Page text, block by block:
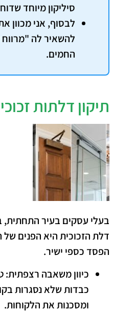
סיליקון מיוחד
לבסוף, אני מכוון
להשאיר לה
החמים.
תיקון דלתות
בעלי עסקים בעיר
דלת הזכוכית היא הפנים
הפסד כספי ישיר.
כיוון משאבה רצפתית:
ומסכנות את הלקוחות.